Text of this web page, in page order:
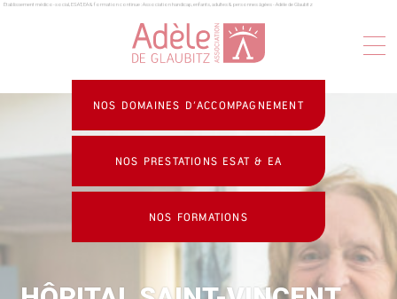
Panneau de gestion des cookies
Établissement médico-social, ESAT, EA & formation continue : Association handicap, enfants, adultes & personnes âgées - Adèle de Glaubitz
NOS DOMAINES D’ACCOMPAGNEMENT
NOS PRESTATIONS ESAT & EA
NOS FORMATIONS